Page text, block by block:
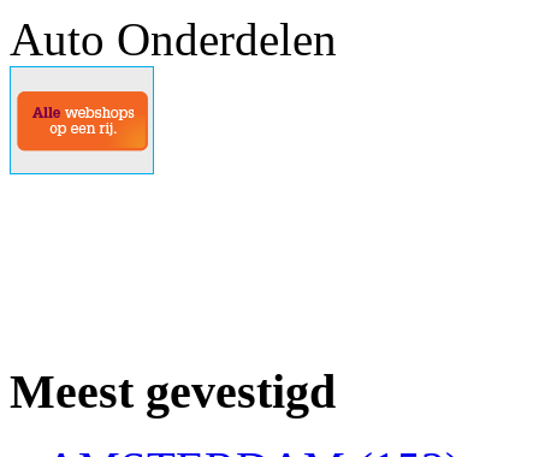
Auto Onderdelen
Meest gevestigd